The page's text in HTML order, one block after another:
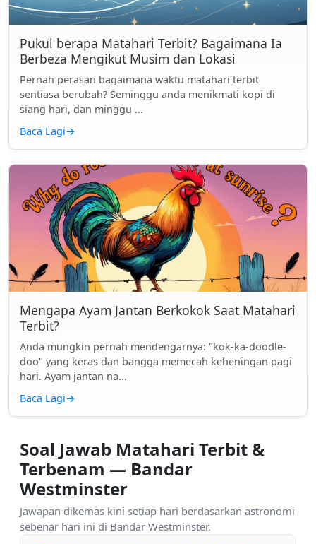
Pukul berapa Matahari Terbit? Bagaimana Ia
Berbeza Mengikut Musim dan Lokasi
Pernah perasan bagaimana waktu matahari terbit
sentiasa berubah? Seminggu anda menikmati kopi di
siang hari, dan minggu ...
Baca Lagi→
Mengapa Ayam Jantan Berkokok Saat Matahari
Terbit?
Anda mungkin pernah mendengarnya: "kok-ka-doodle-
doo" yang keras dan bangga memecah keheningan pagi
hari. Ayam jantan na...
Baca Lagi→
Soal Jawab Matahari Terbit &
Terbenam — Bandar
Westminster
Jawapan dikemas kini setiap hari berdasarkan astronomi
sebenar hari ini di Bandar Westminster.